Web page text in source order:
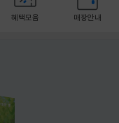
혜택모음 매장안내